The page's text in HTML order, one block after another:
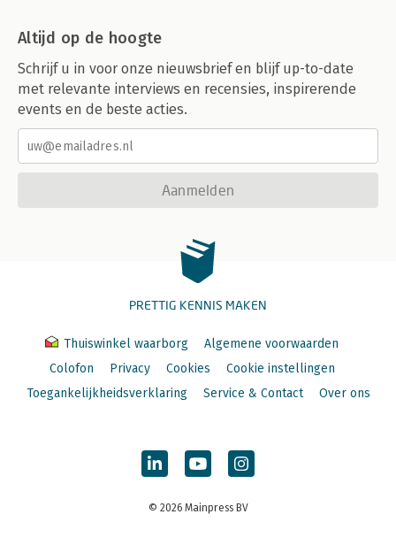
Altijd op de hoogte
Schrijf u in voor onze nieuwsbrief en blijf up-to-date
met relevante interviews en recensies, inspirerende
events en de beste acties.
Aanmelden
PRETTIG KENNIS MAKEN
Thuiswinkel waarborg
Algemene voorwaarden
Colofon
Privacy Cookies
Cookie instellingen
Toegankelijkheidsverklaring
Service & Contact Over ons
© 2026 Mainpress BV